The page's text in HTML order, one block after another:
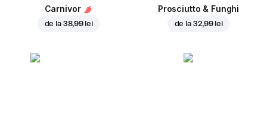
Carnivor
de la 38,99 lei
Prosciutto & Funghi
de la 32,99 lei